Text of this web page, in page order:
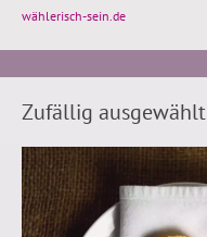
wählerisch-sein.de
Zufällig ausgewählt